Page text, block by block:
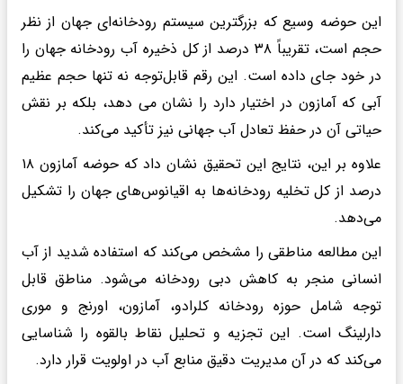
این حوضه وسیع که بزرگترین سیستم رودخانه‌ای جهان از نظر
حجم است، تقریباً ۳۸ درصد از کل ذخیره آب رودخانه جهان را
در خود جای داده است. این رقم قابل‌توجه نه تنها حجم عظیم
آبی که آمازون در اختیار دارد را نشان می دهد، بلکه بر نقش
حیاتی آن در حفظ تعادل آب جهانی نیز تأکید می‌کند.
علاوه بر این، نتایج این تحقیق نشان داد که حوضه آمازون ۱۸
درصد از کل تخلیه رودخانه‌ها به اقیانوس‌های جهان را تشکیل
می‌دهد.
این مطالعه مناطقی را مشخص می‌کند که استفاده شدید از آب
انسانی منجر به کاهش دبی رودخانه می‌شود. مناطق قابل
توجه شامل حوزه رودخانه کلرادو، آمازون، اورنج و موری
دارلینگ است. این تجزیه و تحلیل نقاط بالقوه را شناسایی
می‌کند که در آن مدیریت دقیق منابع آب در اولویت قرار دارد.